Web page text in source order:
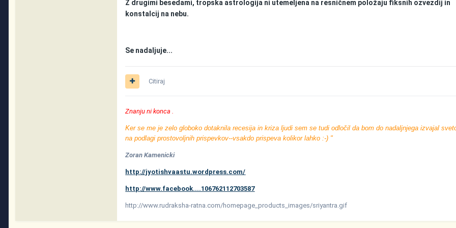
Z drugimi besedami, tropska astrologija ni utemeljena na resničnem položaju fiksnih ozvezdij in
konstalcij na nebu.
Se nadaljuje...
Citiraj
Znanju ni konca .
Ker se me je zelo globoko dotaknila recesija in kriza ljudi sem se tudi odločil da bom do nadaljnjega izvajal
na podlagi prostovoljnih prispevkov--vsakdo prispeva kolikor lahko :-) "
Zoran Kamenicki
http://jyotishvaastu.wordpress.com/
http://www.facebook....106762112703587
http://www.rudraksha-ratna.com/homepage_products_images/sriyantra.gif